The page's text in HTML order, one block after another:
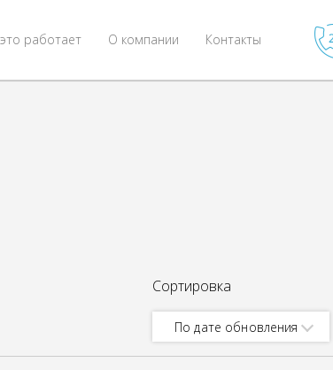
Контакты
О компании
работает
Сортировка
По дате обновления